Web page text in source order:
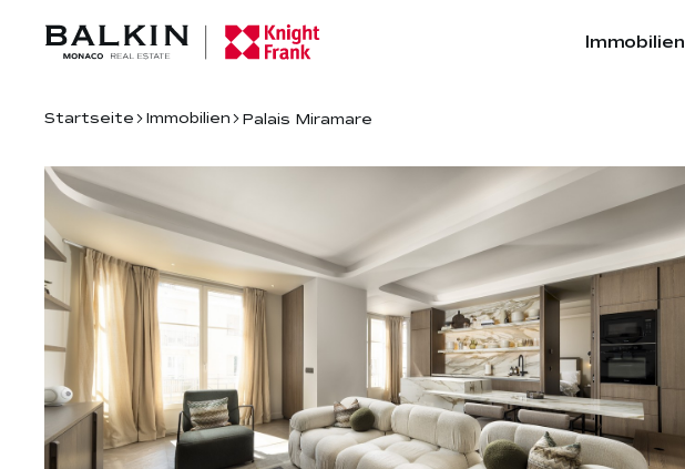
Immobilien
Startseite Immobilien Palais Miramare